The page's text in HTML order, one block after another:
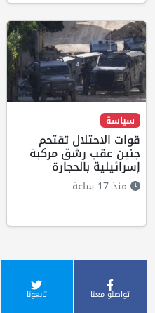
سياسة
قوات الاحتلال تقتحم
جنين عقب رشق مركبة
إسرائيلية بالحجارة
منذ 17 ساعة
تواصلو معنا تابعونا